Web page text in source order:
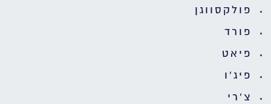
פולקסווגן
פורד
פיאט
פיג'ו
צ'רי